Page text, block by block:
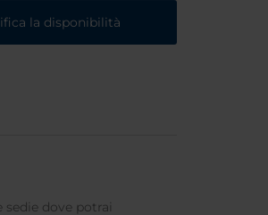
la disponibilità
dove potrai